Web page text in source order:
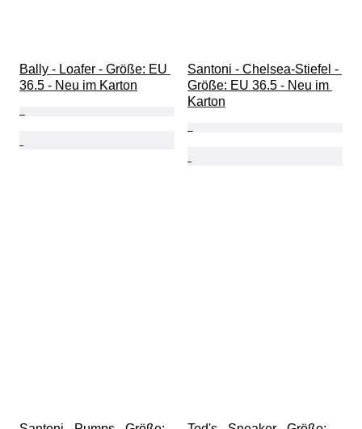
Bally - Loafer - Größe: EU
36.5 - Neu im Karton
Santoni - Chelsea-Stiefel -
Größe: EU 36.5 - Neu im
Karton